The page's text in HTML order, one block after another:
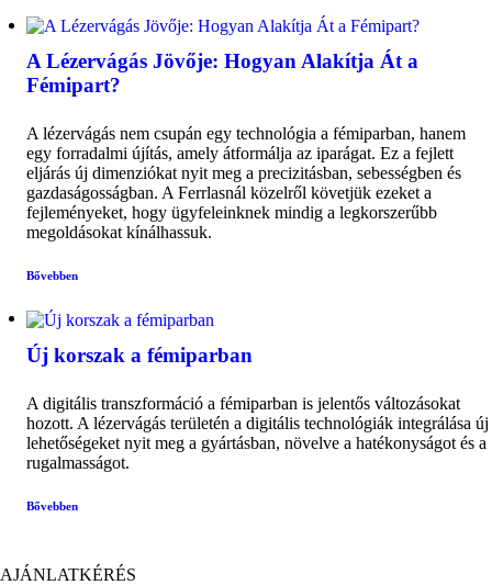
A Lézervágás Jövője: Hogyan Alakítja Át a
Fémipart?
A lézervágás nem csupán egy technológia a fémiparban, hanem
egy forradalmi újítás, amely átformálja az iparágat. Ez a fejlett
eljárás új dimenziókat nyit meg a precizitásban, sebességben és
gazdaságosságban. A Ferrlasnál közelről követjük ezeket a
fejleményeket, hogy ügyfeleinknek mindig a legkorszerűbb
megoldásokat kínálhassuk.
Bővebben
Új korszak a fémiparban
A digitális transzformáció a fémiparban is jelentős változásokat
hozott. A lézervágás területén a digitális technológiák integrálása új
lehetőségeket nyit meg a gyártásban, növelve a hatékonyságot és a
rugalmasságot.
Bővebben
AJÁNLATKÉRÉS